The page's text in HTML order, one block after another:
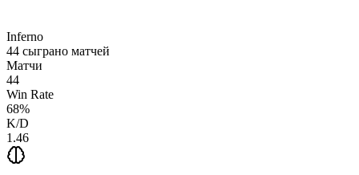
Inferno
44 сыграно матчей
Матчи
44
Win Rate
68%
K/D
1.46